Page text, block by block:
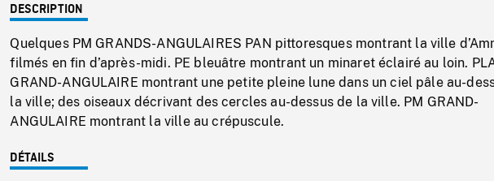
DESCRIPTION
Quelques PM GRANDS-ANGULAIRES PAN pittoresques montrant la ville
filmés en fin d’après-midi. PE bleuâtre montrant un minaret éclairé au loin.
GRAND-ANGULAIRE montrant une petite pleine lune dans un ciel pâle au-
la ville; des oiseaux décrivant des cercles au-dessus de la ville. PM GRAND-
ANGULAIRE montrant la ville au crépuscule.
DÉTAILS